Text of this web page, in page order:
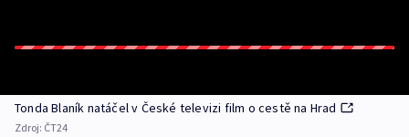
Tonda Blaník natáčel v České televizi film o cestě na Hrad
Zdroj: ČT24